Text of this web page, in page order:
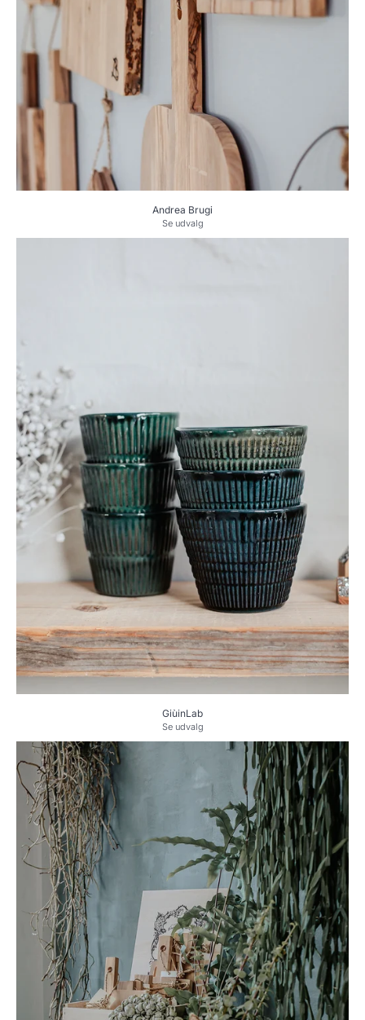
Andrea Brugi
Se udvalg
GiùinLab
Se udvalg